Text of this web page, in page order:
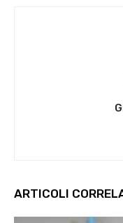
ARTICOLI